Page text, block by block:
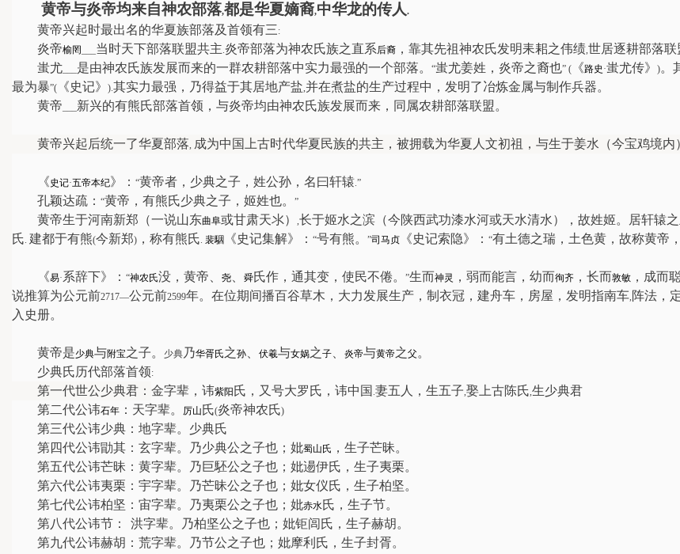
黄帝与炎帝均来自神农部落,都是华夏嫡裔,中华龙的传人 .
黄帝兴起时最出名的华夏族部落及首领有三:
炎帝榆罔 当时天下部落联盟共主.炎帝部落为神农氏族之直系后裔 ，靠其先祖神农氏发明耒耜之伟绩,世居逐耕部落联
蚩尤 是由神农氏族发展而来的一群农耕部落中实力最强的一个部落。 “蚩尤姜姓，炎帝之裔也” ( 《路史 ·蚩尤传》 )。
最为暴”( 《史记》 ).其实力最强，乃得益于其居地产盐,并在煮盐的生产过程中，发明了冶炼金属与制作兵器。
黄帝
新兴的有熊氏部落首领，与炎帝均由神农氏族发展而来，同属农耕部落联盟。
黄帝兴起后统一了华夏部落, 成为中国上古时代华夏民族的共主，被拥载为华夏人文初祖，与生于姜水（今宝鸡境内
《史记·五帝本纪》： “黄帝者，少典之子，姓公孙，名曰轩辕.”
孔颖达疏： “黄帝，有熊氏少典之子，姬姓也。 ”
黄帝生于河南新郑（一说山东曲阜或甘肃天氺） ,长于姬水之滨（今陕西武功漆水河或天水清水），故姓姬。居轩辕
氏. 建都于有熊(今新郑) ，称有熊氏. 裴駰 《史记集解》： “号有熊。 ”司马贞 《史记索隐》： “有土德之瑞，土色黄，故称黄帝
《易·系辞下》： “神农氏没，黄帝、 尧 舜氏作，通其变，使民不倦。 ”生而神灵 ，弱而能言，幼而徇齐 ，长而敦敏 ，成而
说推算为公元前2717—公元前2599年。在位期间播百谷草木，大力发展生产，制衣冠，建舟车，房屋，发明指南车, 阵法，
入史册。
黄帝是少典与附宝之子。 少典乃华胥氏之孙 伏羲与女娲之子 炎帝与黄帝之父 。
少典氏历代部落首领:
第一代世公少典君：金字辈，讳紫阳 氏，又号大罗氏，讳中国 .妻五人，生五子,娶上古陈氏,生少典君
第二代公讳石年 ：天字辈。 厉山 氏(炎帝神农氏)
第三代公讳少典：地字辈。少典氏
第四代公讳勖其：玄字辈。乃少典公之子也；妣蜀山氏 ，生子芒昧。
第五代公讳芒昧：黄字辈。乃巨駓公之子也；妣逿伊氏，生子夷栗。
第六代公讳夷栗：宇字辈。乃芒昧公之子也；妣女仪氏，生子柏坚。
第七代公讳柏坚：宙字辈。乃夷栗公之子也；妣赤水氏，生子节。
第八代公讳节：
洪字辈。乃柏坚公之子也；妣钜闾氏，生子赫胡。
第九代公讳赫胡：荒字辈。乃节公之子也；妣摩利氏，生子封胥。